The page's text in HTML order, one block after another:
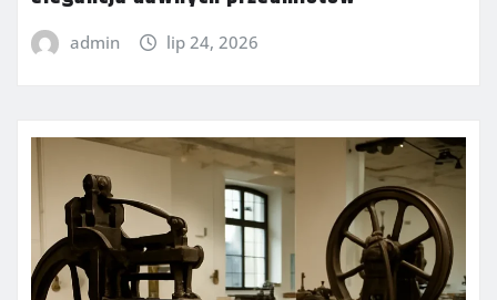
admin lip 24, 2026